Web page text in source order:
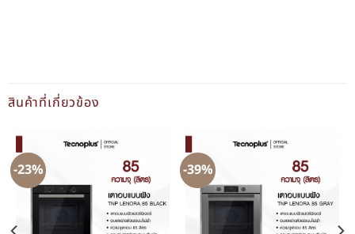
สินค้าที่เกี่ยวข้อง
-23% -39%